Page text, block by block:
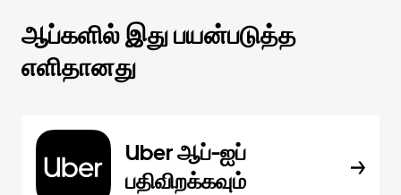
ஆப்களில் இது பயன்படுத்த
எளிதானது
Uber ஆப்-ஐப்
பதிவிறக்கவும்